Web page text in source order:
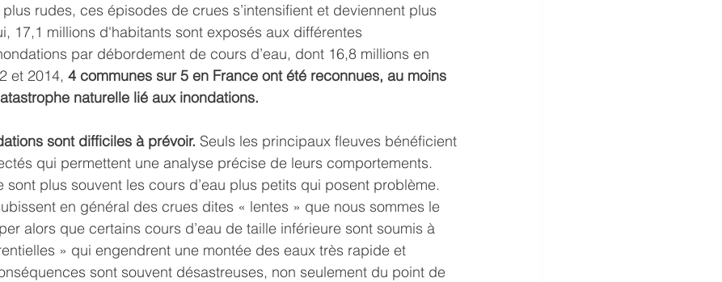
rudes, ces épisodes de crues s’intensifient et deviennent plus
17,1 millions d'habitants sont exposés aux différentes
par débordement de cours d’eau, dont 16,8 millions en
et 2014, 4 communes sur 5 en France ont été reconnues, au moins
naturelle lié aux inondations.
sont difficiles à prévoir. Seuls les principaux fleuves bénéficient
qui permettent une analyse précise de leurs comportements.
sont plus souvent les cours d’eau plus petits qui posent problème.
en général des crues dites « lentes » que nous sommes le
alors que certains cours d’eau de taille inférieure sont soumis à
» qui engendrent une montée des eaux très rapide et
sont souvent désastreuses, non seulement du point de